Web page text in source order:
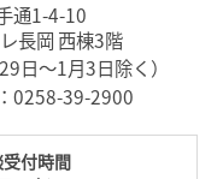
通1-4-10
長岡 西棟3階
日～1月3日除く）
0258-39-2900
付時間